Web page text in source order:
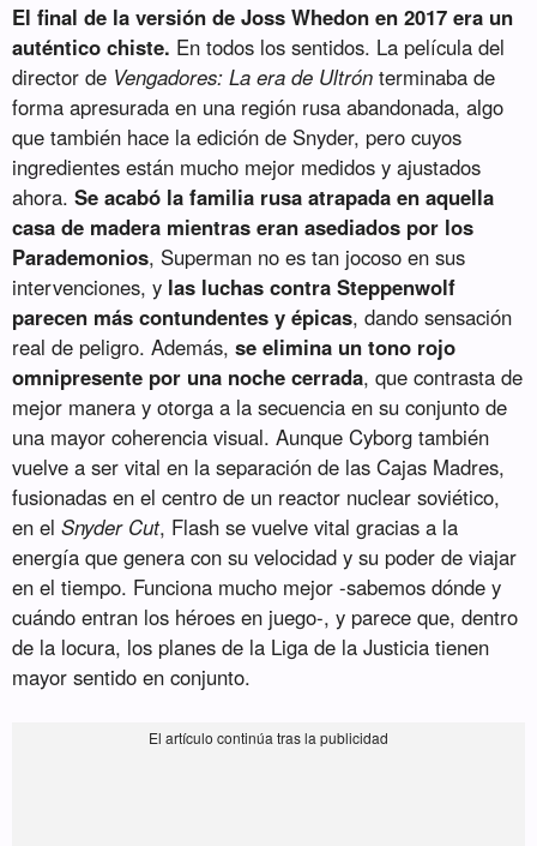
El final de la versión de Joss Whedon en 2017 era un
auténtico chiste. En todos los sentidos. La película del
director de Vengadores: La era de Ultrón terminaba de
forma apresurada en una región rusa abandonada, algo
que también hace la edición de Snyder, pero cuyos
ingredientes están mucho mejor medidos y ajustados
ahora.Se acabó la familia rusa atrapada en aquella
casa de madera mientras eran asediados por los
Parademonios, Superman no es tan jocoso en sus
intervenciones, y las luchas contra Steppenwolf
parecen más contundentes y épicas, dando sensación
real de peligro. Además,se elimina un tono rojo
omnipresente por una noche cerrada, que contrasta de
mejor manera y otorga a la secuencia en su conjunto de
una mayor coherencia visual. Aunque Cyborg también
vuelve a ser vital en la separación de las Cajas Madres,
fusionadas en el centro de un reactor nuclear soviético,
en elSnyder Cut, Flash se vuelve vital gracias a la
energía que genera con su velocidad y su poder de viajar
en el tiempo. Funciona mucho mejor -sabemos dónde y
cuándo entran los héroes en juego-, y parece que, dentro
de la locura, los planes de la Liga de la Justicia tienen
mayor sentido en conjunto.